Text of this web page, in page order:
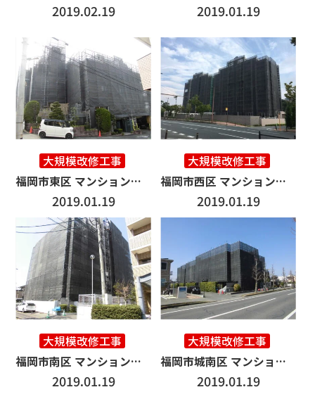
2019.02.19 2019.01.19
大規模改修工事
福岡市東区 マンション改修工事 4000㎡
2019.01.19
大規模改修工事
福岡市西区 マンション改修工事 10000㎡
2019.01.19
大規模改修工事
福岡市南区 マンション改修工事 3000㎡
2019.01.19
大規模改修工事
福岡市城南区 マンション改修工事 3500㎡
2019.01.19